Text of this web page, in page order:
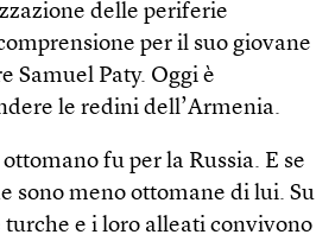
delle periferie
per il suo giovane
Samuel Paty. Oggi è
le redini dell’Armenia.
fu per la Russia. E se
sono meno ottomane di lui. Su
e i loro alleati convivono